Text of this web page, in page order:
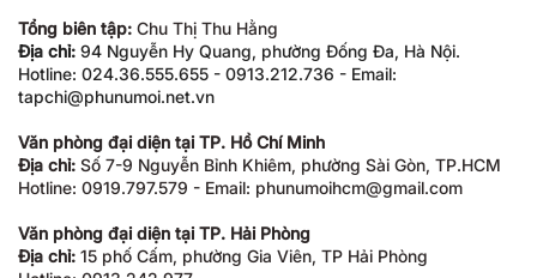
Tổng biên tập: Chu Thị Thu Hằng
Địa chỉ: 94 Nguyễn Hy Quang, phường Đống Đa, Hà Nội.
Hotline: 024.36.555.655 - 0913.212.736 - Email:
tapchi@phunumoi.net.vn
Văn phòng đại diện tại TP. Hồ Chí Minh
Địa chỉ: Số 7-9 Nguyễn Bỉnh Khiêm, phường Sài Gòn, TP.HCM
Hotline: 0919.797.579 - Email: phunumoihcm@gmail.com
Văn phòng đại diện tại TP. Hải Phòng
Địa chỉ: 15 phố Cấm, phường Gia Viên, TP Hải Phòng